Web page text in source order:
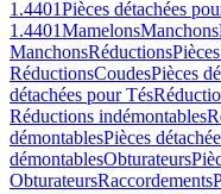
1.4401Pièces détachées
1.4401MamelonsManchons
ManchonsRéductions
RéductionsCoudesPièces
détachées pour Tés
Réductions indémontables
démontablesPièces
démontablesObturateurs
ObturateursRaccordements